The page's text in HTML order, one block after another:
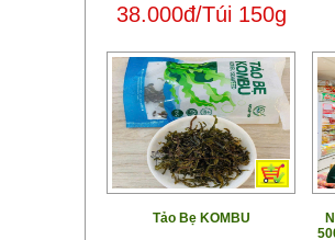
38.000đ/Túi 150g
Tảo Bẹ KOMBU